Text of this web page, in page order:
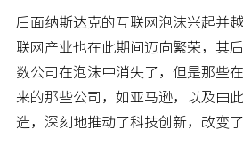
后面纳斯达克的互联网泡沫兴起并
联网产业也在此期间迈向繁荣，其
数公司在泡沫中消失了，但是那些
来的那些公司，如亚马逊，以及由
造，深刻地推动了科技创新，改变了